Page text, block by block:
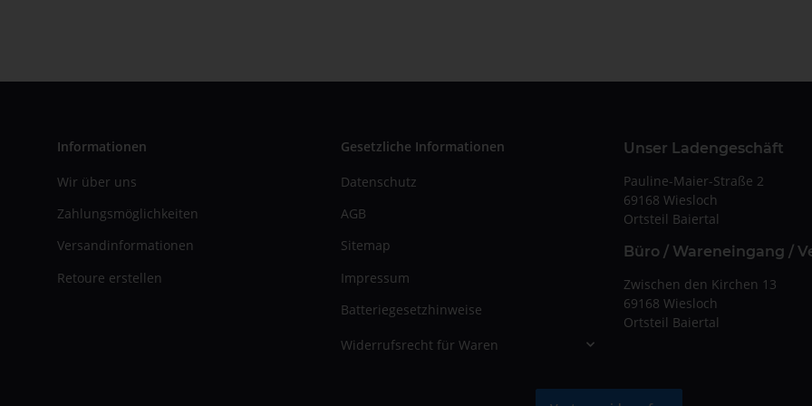
Informationen
Wir über uns
Zahlungsmöglichkeiten
Versandinformationen
Retoure erstellen
Gesetzliche Informationen
Datenschutz
AGB
Sitemap
Impressum
Batteriegesetzhinweise
Widerrufsrecht für Waren
Unser Ladengeschäft
Pauline-Maier-Straße 2
69168 Wiesloch
Ortsteil Baiertal
Büro / Wareneingang /
Zwischen den Kirchen 13
69168 Wiesloch
Ortsteil Baiertal